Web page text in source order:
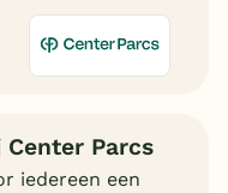
Parcs
iedereen een